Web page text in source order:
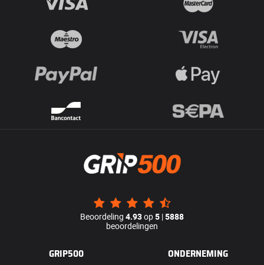
Beoordeling 4.93op5 |5888
beoordelingen
GRIP500 ONDERNEMING